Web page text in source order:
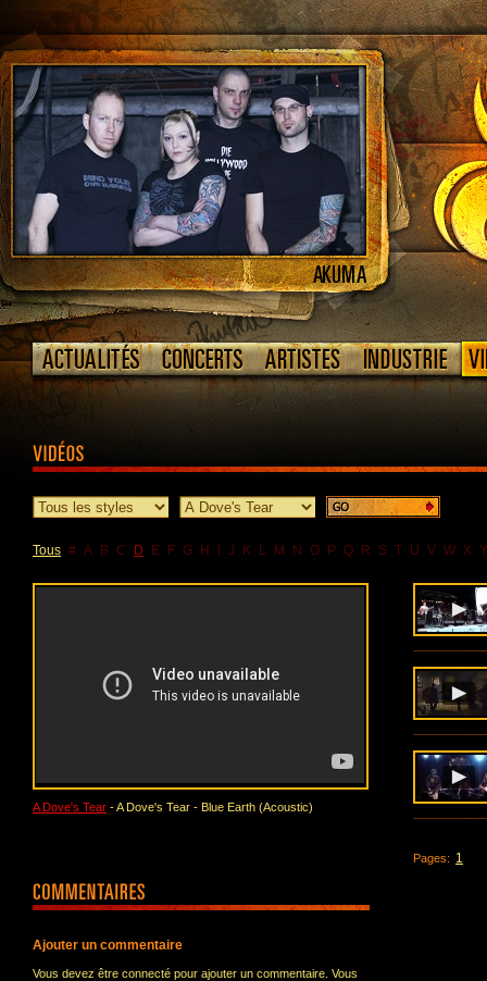
Tous # A B C D E F G H J K L M N O P Q R S T U V W X Y
A Dove's Tear - A Dove's Tear - Blue Earth (Acoustic)
Ajouter un commentaire
Vous devez être connecté pour ajouter un commentaire. Vous
Pages: 1